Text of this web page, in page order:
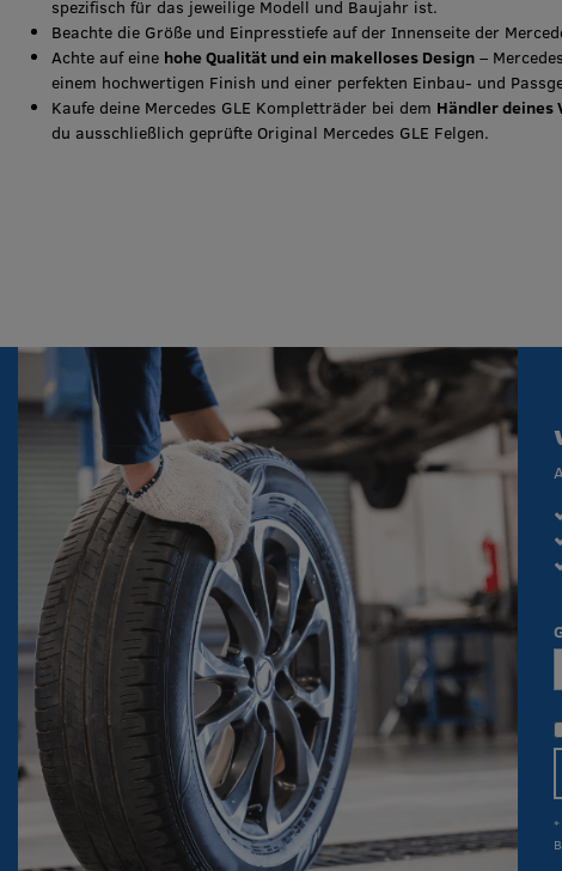
spezifisch für das jeweilige Modell und Baujahr ist.
Beachte die Größe und Einpresstiefe auf der Innenseite der
Achte auf eine hohe Qualität und ein makelloses Design –
einem hochwertigen Finish und einer perfekten Einbau- und
Kaufe deine Mercedes GLE Kompletträder bei dem Händler deines
du ausschließlich geprüfte Original Mercedes GLE Felgen.
*